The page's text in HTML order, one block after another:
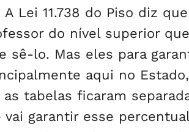
Lei 11.738 do Piso diz
do nível superior
sê-lo. Mas eles para
aqui no Estado,
tabelas ficaram
garantir esse